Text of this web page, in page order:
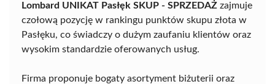
Lombard UNIKAT Pasłęk SKUP - SPRZEDAŻ zajmuje
czołową pozycję w rankingu punktów skupu złota w
Pasłęku, co świadczy o dużym zaufaniu klientów oraz
wysokim standardzie oferowanych usług.
Firma proponuje bogaty asortyment biżuterii oraz